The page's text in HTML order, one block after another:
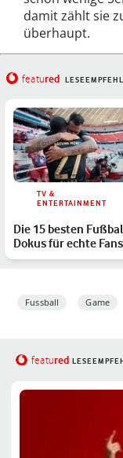
damit zählt sie
überhaupt.
featured
TV &
ENTERTAINMENT
Die 15 besten
Dokus für echte
Unsere Favoriten
Fussball Game
featured